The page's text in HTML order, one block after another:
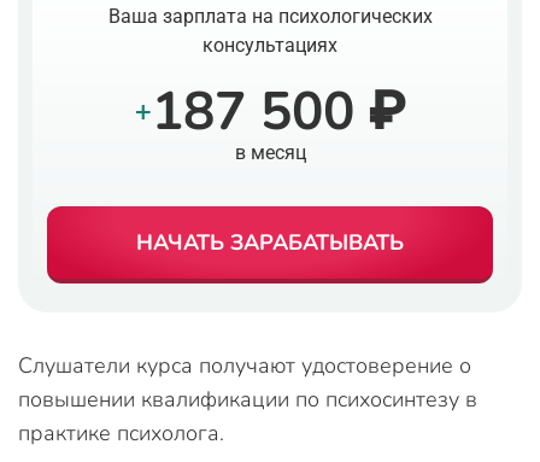
Ваша зарплата на психологических
консультациях
+187 500 ₽
в месяц
НАЧАТЬ ЗАРАБАТЫВАТЬ
Слушатели курса получают удостоверение о
повышении квалификации по психосинтезу в
практике психолога.